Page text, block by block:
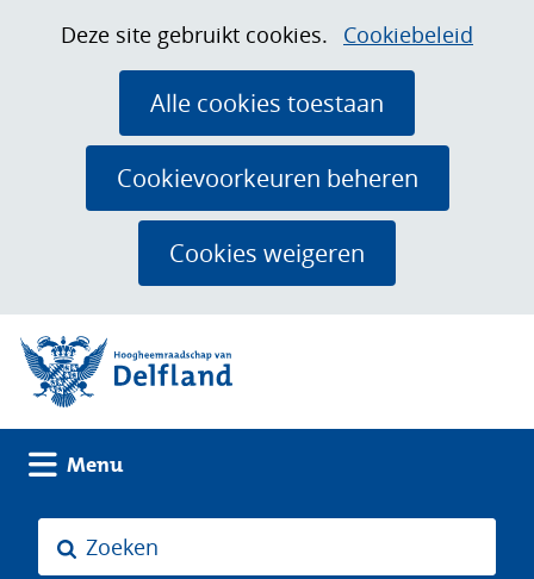
Cookies
toestaan?
Deze site gebruikt cookies. Cookiebeleid
worden
toegestaan
Alle cookies toestaan
Cookievoorkeuren beheren
Cookies weigeren
Ga
de
inhoud
(naar homepage)
MenuUitklappen
Zoeken